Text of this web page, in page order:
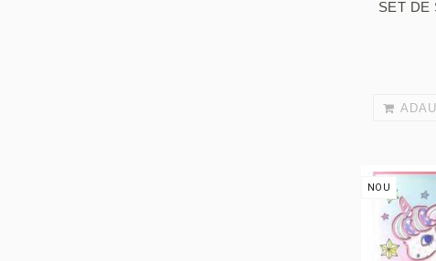
SET DE
NOU